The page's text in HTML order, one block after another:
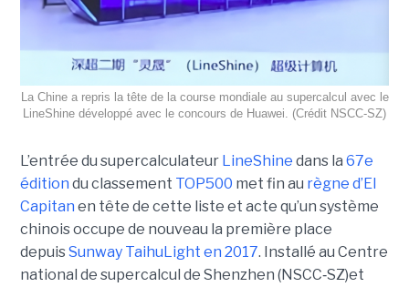
La Chine a repris la tête de la course mondiale au supercalcul avec le
LineShine développé avec le concours de Huawei. (Crédit NSCC‑SZ)
L’entrée du supercalculateur LineShine dans la 67e
édition du classement TOP500 met fin au règne d’El
Capitan en tête de cette liste et acte qu’un système
chinois occupe de nouveau la première place
depuisSunway TaihuLight en 2017. Installé au Centre
national de supercalcul de Shenzhen (NSCC‑SZ)et